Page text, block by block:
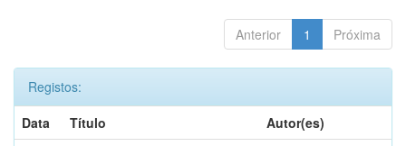
Anterior 1 Próxima
Registos:
Data
Título
Autor(es)